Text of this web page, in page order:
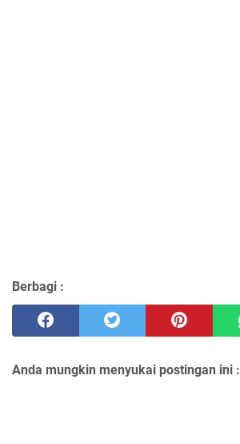
Berbagi :
Anda mungkin menyukai postingan ini :